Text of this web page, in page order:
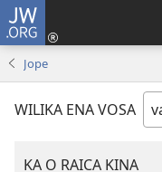
JW.ORG
Jope
WILIKA ENA VOSA
KA O RAICA KINA